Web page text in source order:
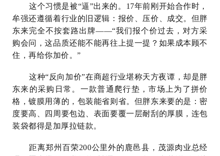
这个习惯是被“逼”出来的。17年前刚开始合作时，
牟强还遵循着行业的旧逻辑：报价、压价、成交。但胖
东来完全不按套路出牌——“我们报个价过去，对方采
购会问，这品质还能不能再往上提一提？如果成本顾不
住，再给你加价。”
这种“反向加价”在商超行业堪称天方夜谭，却是胖
东来的采购日常。一款普通爬行垫，市场上为了拼价
格，镀膜用薄的，包装能省则省。但胖东来要的是：密
度要高、四周要包边、表面要覆一层耐刮的厚膜，连包
装袋都得是加厚拉链款。
距离郑州百荣200公里外的鹿邑县，茂源肉业总经